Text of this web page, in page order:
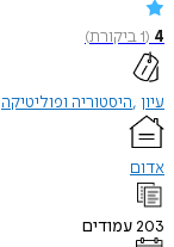
4
(
1ביקורת)
עיון היסטוריה ופוליטיקה
אדום
203עמודים